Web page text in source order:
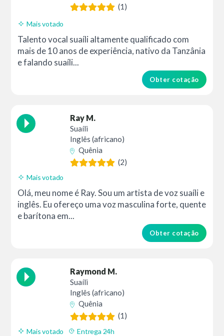
(1)
Mais votado
Talento vocal suaíli altamente qualificado com
mais de 10 anos de experiência, nativo da Tanzânia
e falando suaíli...
Obter cotação
Ray M.
Suaíli
Inglês (africano)
Quênia
(2)
Mais votado
Olá, meu nome é Ray. Sou um artista de voz suaíli e
inglês. Eu ofereço uma voz masculina forte, quente
e barítona em...
Obter cotação
Raymond M.
Suaíli
Inglês (africano)
Quênia
(1)
Mais votado Entrega 24h